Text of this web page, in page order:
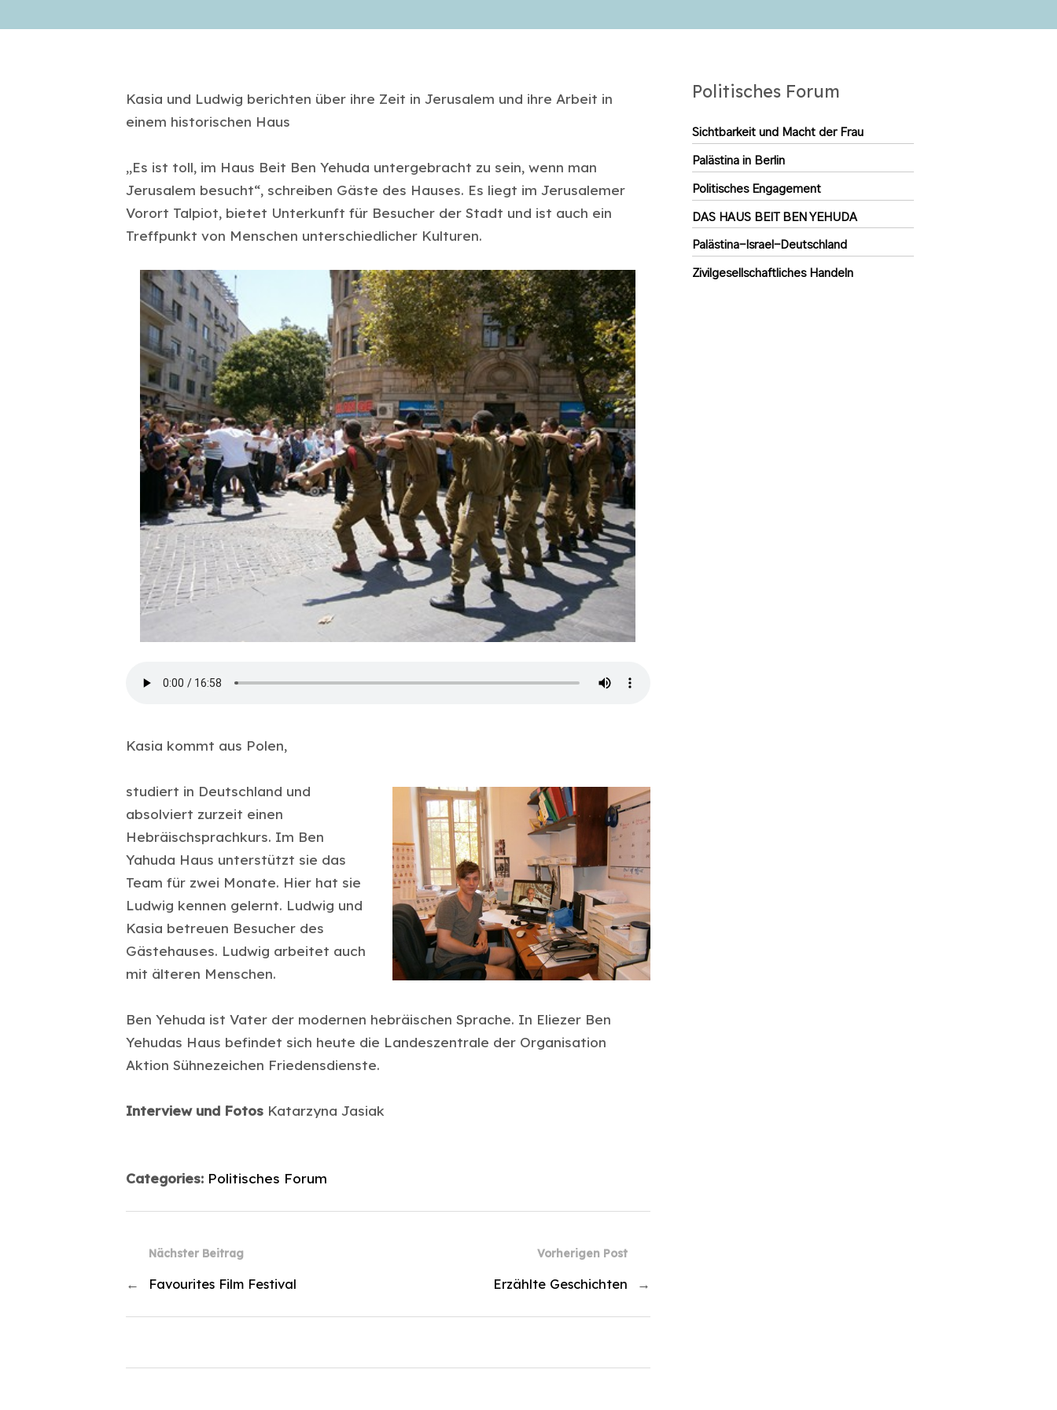
Kasia und Ludwig berichten über ihre Zeit in Jerusalem und ihre Arbeit in
einem historischen Haus
„Es ist toll, im Haus Beit Ben Yehuda untergebracht zu sein, wenn man
Jerusalem besucht“, schreiben Gäste des Hauses. Es liegt im Jerusalemer
Vorort Talpiot, bietet Unterkunft für Besucher der Stadt und ist auch ein
Treffpunkt von Menschen unterschiedlicher Kulturen.
Kasia kommt aus Polen,
studiert in Deutschland und
absolviert zurzeit einen
Hebräischsprachkurs. Im Ben
Yahuda Haus unterstützt sie das
Team für zwei Monate. Hier hat sie
Ludwig kennen gelernt. Ludwig und
Kasia betreuen Besucher des
Gästehauses. Ludwig arbeitet auch
mit älteren Menschen.
Ben Yehuda ist Vater der modernen hebräischen Sprache. In Eliezer Ben
Yehudas Haus befindet sich heute die Landeszentrale der Organisation
Aktion Sühnezeichen Friedensdienste.
Interview und Fotos Katarzyna Jasiak
Categories: Politisches Forum
Vorherigen Post
Erzählte Geschichten →
Nächster Beitrag
← Favourites Film Festival
Politisches Forum
Sichtbarkeit und Macht der Frau
Palästina in Berlin
Politisches Engagement
DAS HAUS BEIT BEN YEHUDA
Palästina-Israel-Deutschland
Zivilgesellschaftliches Handeln